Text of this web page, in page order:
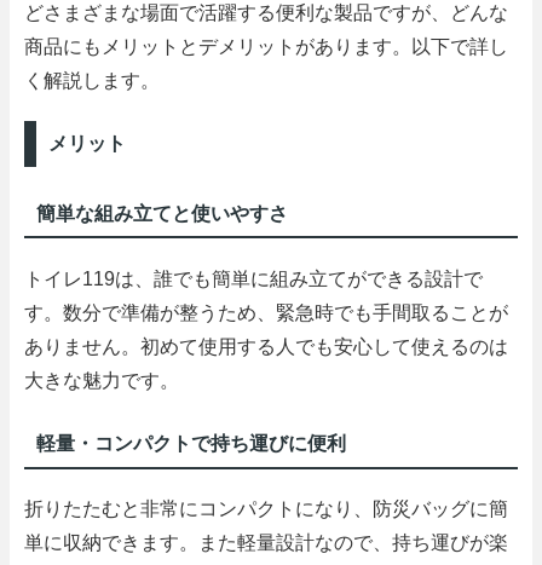
どさまざまな場面で活躍する便利な製品ですが、どんな
商品にもメリットとデメリットがあります。以下で詳し
く解説します。
メリット
簡単な組み立てと使いやすさ
トイレ119は、誰でも簡単に組み立てができる設計で
す。数分で準備が整うため、緊急時でも手間取ることが
ありません。初めて使用する人でも安心して使えるのは
大きな魅力です。
軽量・コンパクトで持ち運びに便利
折りたたむと非常にコンパクトになり、防災バッグに簡
単に収納できます。また軽量設計なので、持ち運びが楽